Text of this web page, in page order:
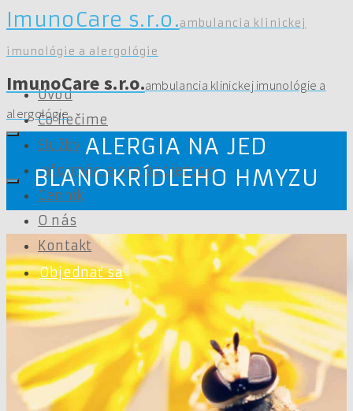
ImunoCare s.r.o.ambulancia klinickej
imunológie a alergológie
Úvod
Čo liečime
Služby
Informácie pre pacientov
Cenník
O nás
Kontakt
Objednať sa
ImunoCare s.r.o.ambulancia klinickej imunológie a
alergológie
ALERGIA NA JED
BLANOKRÍDLEHO HMYZU